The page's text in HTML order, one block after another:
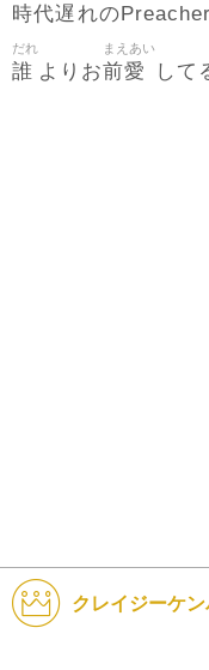
時代遅 れのPreacher
誰
だれ
よりお前愛
まえあい
して
クレイジーケ